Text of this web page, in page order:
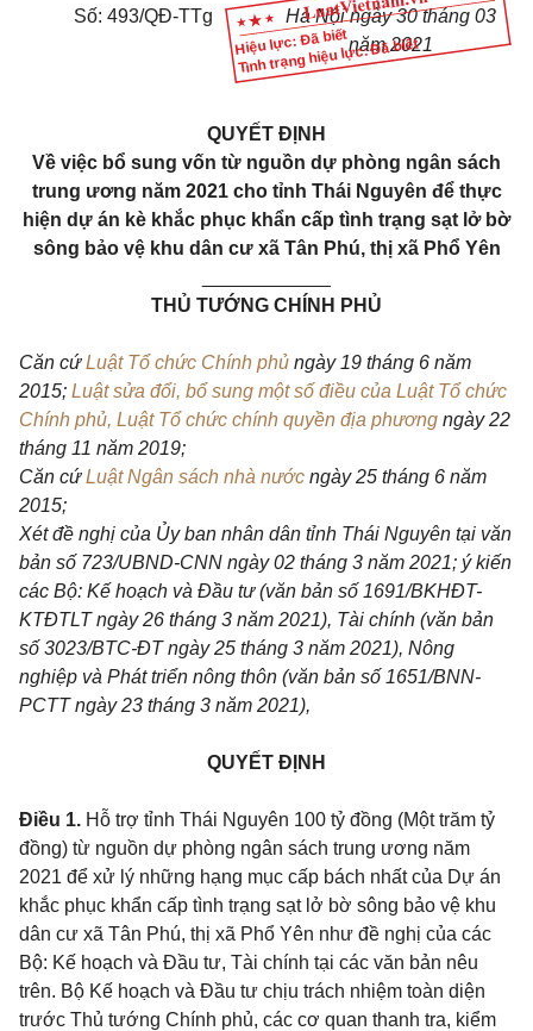
Hiệu lực: Đã biết
Tình trạng hiệu lực: Đã biết
Số: 493/QĐ-TTg Hà Nội ngày30tháng 03
năm 2021
QUYẾT ĐỊNH
Về việc bổ sung vốn từ nguồn dự phòng ngân sách
trung ương năm 2021 cho tỉnh Thái Nguyên để thực
hiện dự án kè khắc phục khẩn cấp tình trạng sạt lở bờ
sông bảo vệ khu dân cư xã Tân P hú, thị xã P hổ Yên
THỦ TƯỚNG CHÍNH PHỦ
Căn cứLuật Tổ chức Chính phủ ngày 19 tháng 6 năm
2015; Luật sửa đổi, bổ sung một số điều của Luật Tổ chức
Chính phủ, Luật Tổ chức chính quyền địa phương ngày 22
tháng 11 năm 2019;
Căn cứLuật Ngân sách nhà nước ngày 25 tháng 6 năm
2015;
Xét đề nghị của Ủy ban nhân dân tỉnh Thái Nguyên tại văn
bản số 723/UBND-CNN ngày 02 tháng 3 năm 2021; ý kiến
các Bộ: Kế hoạch và Đầu tư(văn bản số 1691/BKHĐT-
KTĐTLT ngày 26 tháng 3 năm 2021), Tài chính (văn bản
số 3023/BTC-ĐT ngày 25 tháng 3 năm 2021), Nông
nghiệp và Phát triển nông thôn (văn bản số 1651/BNN-
PCTT ngày 23 tháng 3 năm 2021),
QUYẾT ĐỊNH
Điều 1. Hỗ trợ tỉnh Thái Nguyên 100 tỷ đồng (Một trăm tỷ
đồng) từ nguồn dự phòng ngân sách trung ương năm
2021 để xử lý những hạng mục cấp bách nhất của Dự án
khắc phục khẩn cấp tình trạng sạt lở bờ sông bảo vệ khu
dân cư xã Tân Phú, thị xã Phổ Yên như đề nghị của các
Bộ: Kế hoạch và Đầu tư, Tài chính tại các văn bản nêu
trên. Bộ Kế hoạch và Đầu tư chịu trách nhiệm toàn diện
trước Thủ tướng Chính phủ, các cơ quan thanh tra, kiểm